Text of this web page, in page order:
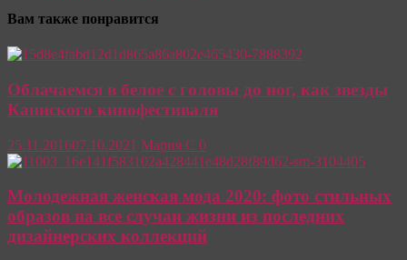
Вам также понравится
Облачаемся в белое с головы до ног, как звезды
Каннского кинофестиваля
25.11.201607.10.2021 Мария С 0
Молодежная женская мода 2020: фото стильных
образов на все случаи жизни из последних
дизайнерских коллекций